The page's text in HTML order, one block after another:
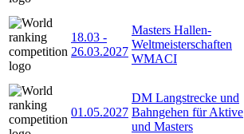
18.03 -
26.03.2027
Masters Hallen-
Weltmeisterschaften
WMACI
01.05.2027
DM Langstrecke und
Bahngehen für Aktive
und Masters